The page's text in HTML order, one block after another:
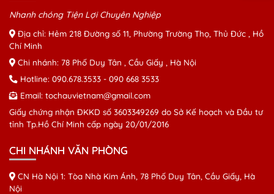
Nhanh chóng Tiện Lợi Chuyên Nghiệp
Địa chỉ: Hẻm 218 Đường số 11, Phường Trường Thọ, Thủ Đức , Hồ
Chí Minh
Chi nhánh: 78 Phố Duy Tân , Cầu Giấy , Hà Nội
Hotline: 090.678.3533 - 090 668 3533
Email: tochauvietnam@gmail.com
Giấy chứng nhận ĐKKD số 3603349269 do Sở Kế hoạch và Đầu tư
tỉnh Tp.Hồ Chí Minh cấp ngày 20/01/2016
CHI NHÁNH VĂN PHÒNG
CN Hà Nội 1: Tòa Nhà Kim Ánh, 78 Phố Duy Tân, Cầu Giấy, Hà
Nội